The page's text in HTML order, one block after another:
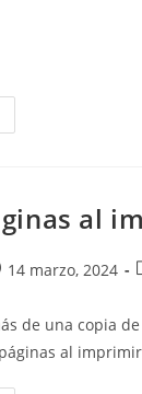
al
14 marzo, 2024
de una copia
al